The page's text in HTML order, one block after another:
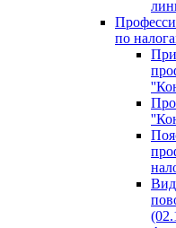
по